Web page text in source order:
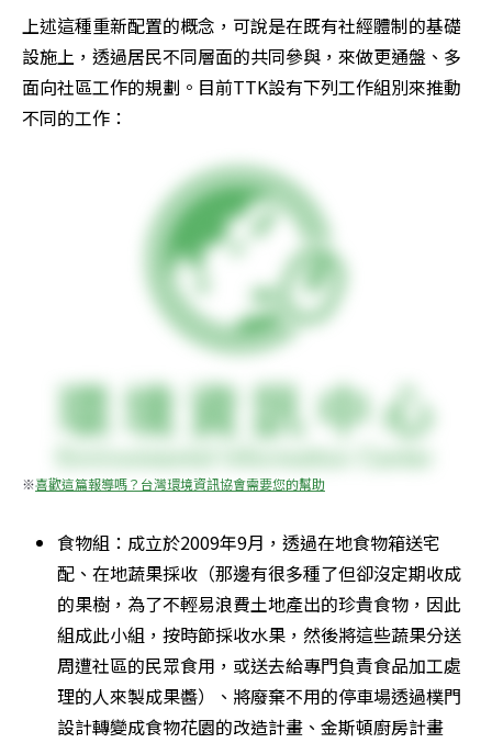
上述這種重新配置的概念，可說是在既有社經體制的基礎
設施上，透過居民不同層面的共同參與，來做更通盤、多
面向社區工作的規劃。目前TTK設有下列工作組別來推動
不同的工作：
※喜歡這篇報導嗎？台灣環境資訊協會需要您的幫助
食物組：成立於2009年9月，透過在地食物箱送宅
配、在地蔬果採收（那邊有很多種了但卻沒定期收成
的果樹，為了不輕易浪費土地產出的珍貴食物，因此
組成此小組，按時節採收水果，然後將這些蔬果分送
周遭社區的民眾食用，或送去給專門負責食品加工處
理的人來製成果醬）、將廢棄不用的停車場透過樸門
設計轉變成食物花園的改造計畫、金斯頓廚房計畫